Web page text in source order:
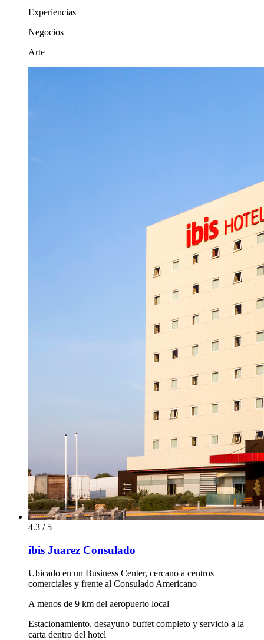
Experiencias
Negocios
Arte
4.3 / 5
ibis Juarez Consulado
Ubicado en un Business Center, cercano a centros
comerciales y frente al Consulado Americano
A menos de 9 km del aeropuerto local
Estacionamiento, desayuno buffet completo y servicio a la
carta dentro del hotel